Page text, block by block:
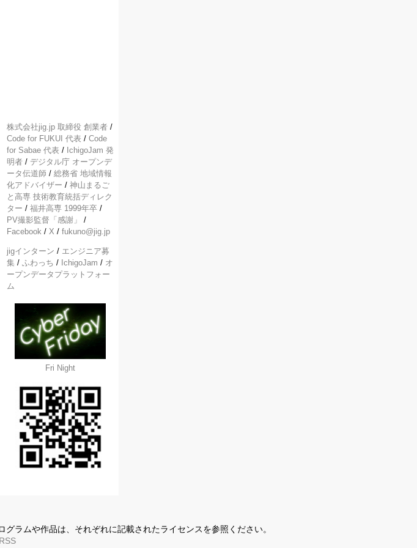
株式会社jig.jp 取締役 創業者 /
Code for FUKUI 代表 / Code
for Sabae 代表 / IchigoJam 発
明者 / デジタル庁 オープンデ
ータ伝道師 / 総務省 地域情報
化アドバイザー / 神山まるご
と高専 技術教育統括ディレク
ター / 福井高専 1999年卒 /
PV撮影監督「感謝」
/
Facebook / X / fukuno@jig.jp
jigインターン / エンジニア募
集 / ふわっち / IchigoJam / オ
ープンデータプラットフォー
ム
Fri Night
グラムや作品は、それぞれに記載されたライセンスを参照ください。
RSS